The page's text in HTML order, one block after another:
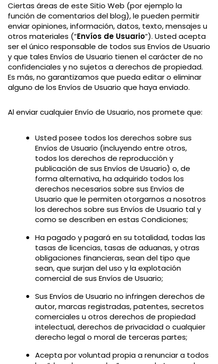
Ciertas áreas de este Sitio Web (por ejemplo la
función de comentarios del blog), le pueden permitir
enviar opiniones, información, datos, texto, mensajes u
otros materiales (“Envíos de Usuario”). Usted acepta
ser el único responsable de todos sus Envíos de Usuario
y que tales Envíos de Usuario tienen el carácter de no
confidenciales y no sujetos a derechos de propiedad.
Es más, no garantizamos que pueda editar o eliminar
alguno de los Envíos de Usuario que haya enviado.
Al enviar cualquier Envío de Usuario, nos promete que:
Usted posee todos los derechos sobre sus
Envíos de Usuario (incluyendo entre otros,
todos los derechos de reproducción y
publicación de sus Envíos de Usuario) o, de
forma alternativa, ha adquirido todos los
derechos necesarios sobre sus Envíos de
Usuario que le permiten otorgarnos a nosotros
los derechos sobre sus Envíos de Usuario tal y
como se describen en estas Condiciones;
Ha pagado y pagará en su totalidad, todas las
tasas de licencias, tasas de aduanas, y otras
obligaciones financieras, sean del tipo que
sean, que surjan del uso y la explotación
comercial de sus Envíos de Usuario;
Sus Envíos de Usuario no infringen derechos de
autor, marcas registradas, patentes, secretos
comerciales u otros derechos de propiedad
intelectual, derechos de privacidad o cualquier
derecho legal o moral de terceras partes;
Acepta por voluntad propia a renunciar a todos